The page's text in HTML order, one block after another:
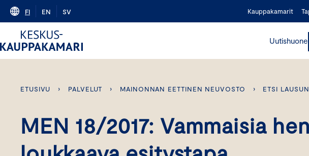
Skip
content
FI EN SV Kauppakamarit
Uutishuone
ETUSIVU › PALVELUT › MAINONNAN EETTINEN NEUVOSTO › ETSI
MEN 18/2017: Vammaisia